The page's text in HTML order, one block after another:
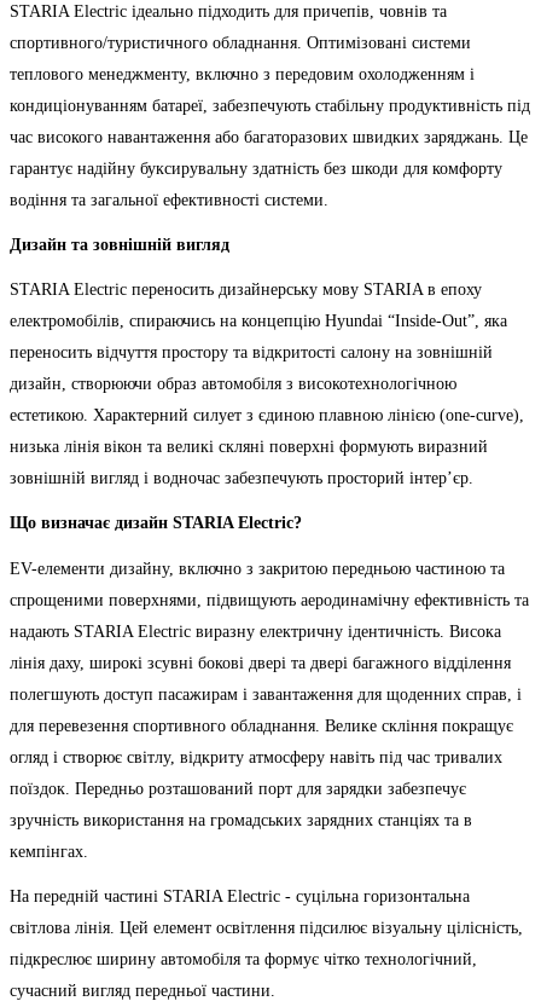
STARIA Electric ідеально підходить для причепів, човнів та
спортивного/туристичного обладнання. Оптимізовані системи
теплового менеджменту, включно з передовим охолодженням і
кондиціонуванням батареї, забезпечують стабільну продуктивність під
час високого навантаження або багаторазових швидких заряджань. Це
гарантує надійну буксирувальну здатність без шкоди для комфорту
водіння та загальної ефективності системи.
Дизайн та зовнішній вигляд
STARIA Electric переносить дизайнерську мову STARIA в епоху
електромобілів, спираючись на концепцію Hyundai “Inside-Out”, яка
переносить відчуття простору та відкритості салону на зовнішній
дизайн, створюючи образ автомобіля з високотехнологічною
естетикою. Характерний силует з єдиною плавною лінією (one-curve),
низька лінія вікон та великі скляні поверхні формують виразний
зовнішній вигляд і водночас забезпечують просторий інтер’єр.
Що визначає дизайн STARIA Electric?
EV-елементи дизайну, включно з закритою передньою частиною та
спрощеними поверхнями, підвищують аеродинамічну ефективність та
надають STARIA Electric виразну електричну ідентичність. Висока
лінія даху, широкі зсувні бокові двері та двері багажного відділення
полегшують доступ пасажирам і завантаження для щоденних справ, і
для перевезення спортивного обладнання. Велике скління покращує
огляд і створює світлу, відкриту атмосферу навіть під час тривалих
поїздок. Передньо розташований порт для зарядки забезпечує
зручність використання на громадських зарядних станціях та в
кемпінгах.
На передній частині STARIA Electric - суцільна горизонтальна
світлова лінія. Цей елемент освітлення підсилює візуальну цілісність,
підкреслює ширину автомобіля та формує чітко технологічний,
сучасний вигляд передньої частини.